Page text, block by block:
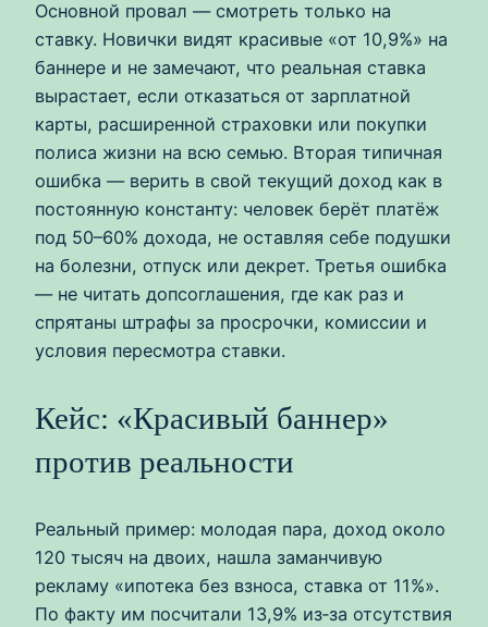
Основной провал — смотреть только на
ставку. Новички видят красивые «от 10,9%» на
баннере и не замечают, что реальная ставка
вырастает, если отказаться от зарплатной
карты, расширенной страховки или покупки
полиса жизни на всю семью. Вторая типичная
ошибка — верить в свой текущий доход как в
постоянную константу: человек берёт платёж
под 50–60% дохода, не оставляя себе подушки
на болезни, отпуск или декрет. Третья ошибка
— не читать допсоглашения, где как раз и
спрятаны штрафы за просрочки, комиссии и
условия пересмотра ставки.
Кейс: «Красивый баннер»
против реальности
Реальный пример: молодая пара, доход около
120 тысяч на двоих, нашла заманчивую
рекламу «ипотека без взноса, ставка от 11%».
По факту им посчитали 13,9% из‑за отсутствия